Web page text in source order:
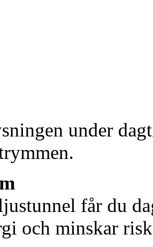
under
får du
och minskar